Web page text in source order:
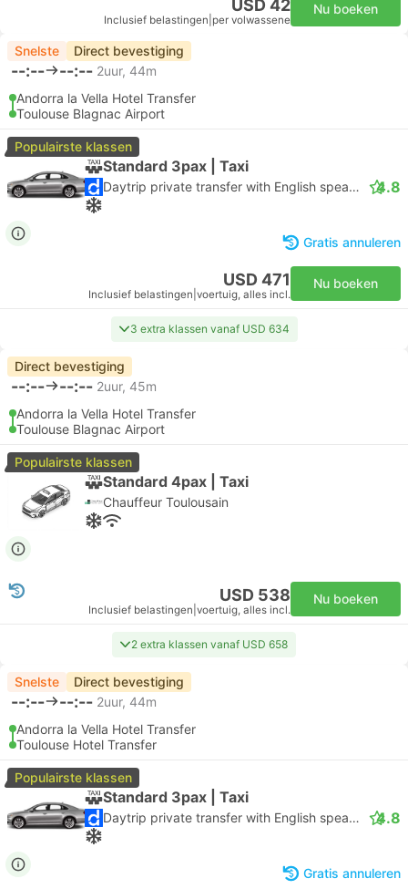
USD 42
Inclusief belastingen per volwassene
Nu boeken
Snelste Direct bevestiging
--:-- --:-- 2uur, 44m
Andorra la Vella Hotel Transfer
Toulouse Blagnac Airport
Populairste klassen
Standard 3pax | Taxi
Daytrip private transfer with English speaking driver 4.8
Gratis annuleren
USD 471
Inclusief belastingen voertuig, alles incl.
Nu boeken
3 extra klassen vanaf USD 634
Direct bevestiging
--:-- --:-- 2uur, 45m
Andorra la Vella Hotel Transfer
Toulouse Blagnac Airport
Populairste klassen
Standard 4pax | Taxi
Chauffeur Toulousain
USD 538
Inclusief belastingen voertuig, alles incl.
Nu boeken
2 extra klassen vanaf USD 658
Snelste Direct bevestiging
--:-- --:-- 2uur, 44m
Andorra la Vella Hotel Transfer
Toulouse Hotel Transfer
Populairste klassen
Standard 3pax | Taxi
Daytrip private transfer with English speaking driver 4.8
Gratis annuleren